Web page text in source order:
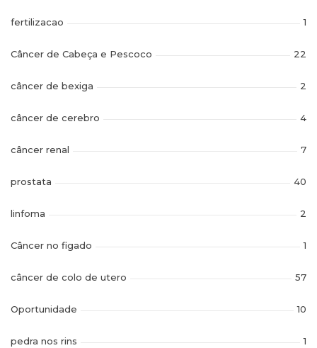
fertilizacao 1
Câncer de Cabeça e Pescoco 22
câncer de bexiga 2
câncer de cerebro 4
câncer renal 7
prostata 40
linfoma 2
Câncer no figado 1
câncer de colo de utero 57
Oportunidade 10
pedra nos rins 1